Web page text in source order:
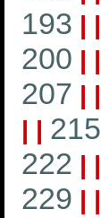
193 | |
200 | |
207 | |
| | 215
222 | |
229 | |